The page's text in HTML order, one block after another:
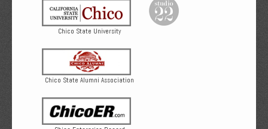
Chico State University
Chico State Alumni Association